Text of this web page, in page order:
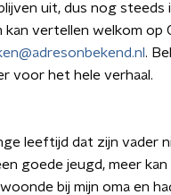
uit, dus nog steeds
kan vertellen welkom
.
voor het hele verhaal.
leeftijd dat zijn vader
goede jeugd, meer
bij mijn oma en